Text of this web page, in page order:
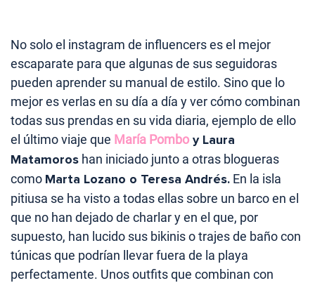
No solo el instagram de influencers es el mejor
escaparate para que algunas de sus seguidoras
pueden aprender su manual de estilo. Sino que lo
mejor es verlas en su día a día y ver cómo combinan
todas sus prendas en su vida diaria, ejemplo de ello
el último viaje que María Pombo y Laura
Matamoros han iniciado junto a otras blogueras
como Marta Lozano o Teresa Andrés. En la isla
pitiusa se ha visto a todas ellas sobre un barco en el
que no han dejado de charlar y en el que, por
supuesto, han lucido sus bikinis o trajes de baño con
túnicas que podrían llevar fuera de la playa
perfectamente. Unos outfits que combinan con